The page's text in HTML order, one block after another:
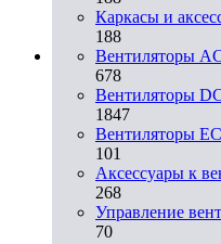
Каркасы и
188
Вентиляторы
678
Вентиляторы
1847
Вентиляторы EC
101
Аксессуары к
268
Управление
70